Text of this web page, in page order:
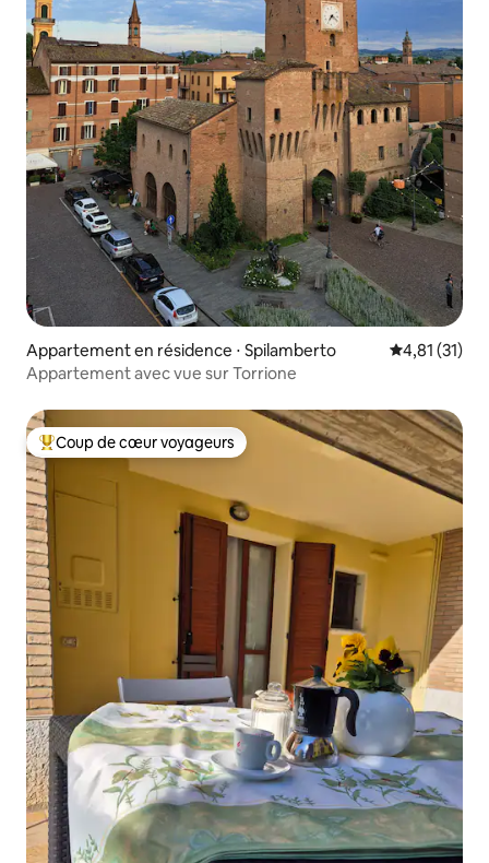
Appartement en résidence ⋅ Spilamberto Évaluation
4,81 (31)
Appartement avec vue sur Torrione
Coups de cœur voyageurs les plus appréciés
Coup de cœur voyageurs